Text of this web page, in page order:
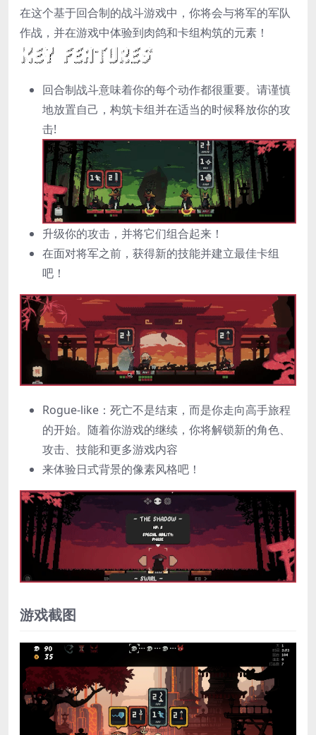
在这个基于回合制的战斗游戏中，你将会与将军的军队
作战，并在游戏中体验到肉鸽和卡组构筑的元素！
回合制战斗意味着你的每个动作都很重要。请谨慎
地放置自己，构筑卡组并在适当的时候释放你的攻
击!
升级你的攻击，并将它们组合起来！
在面对将军之前，获得新的技能并建立最佳卡组
吧！
Rogue-like：死亡不是结束，而是你走向高手旅程
的开始。随着你游戏的继续，你将解锁新的角色、
攻击、技能和更多游戏内容
来体验日式背景的像素风格吧！
游戏截图